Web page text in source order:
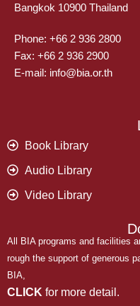
Bangkok 10900 Thailand
Phone: +66 2 936 2800
Fax: +66 2 936 2900
E-mail: info@bia.or.th
Book Library
Audio Library
Video Library
All BIA programs and facilities
rough the support of generous
BIA,
CLICK for more detail.